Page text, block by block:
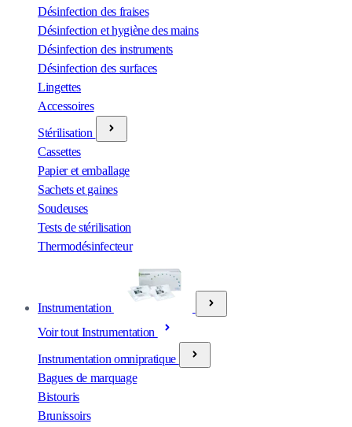
Désinfection des fraises
Désinfection et hygiène des mains
Désinfection des instruments
Désinfection des surfaces
Lingettes
Accessoires
Stérilisation
Cassettes
Papier et emballage
Sachets et gaines
Soudeuses
Tests de stérilisation
Thermodésinfecteur
Instrumentation
Voir tout Instrumentation
Instrumentation omnipratique
Bagues de marquage
Bistouris
Brunissoirs